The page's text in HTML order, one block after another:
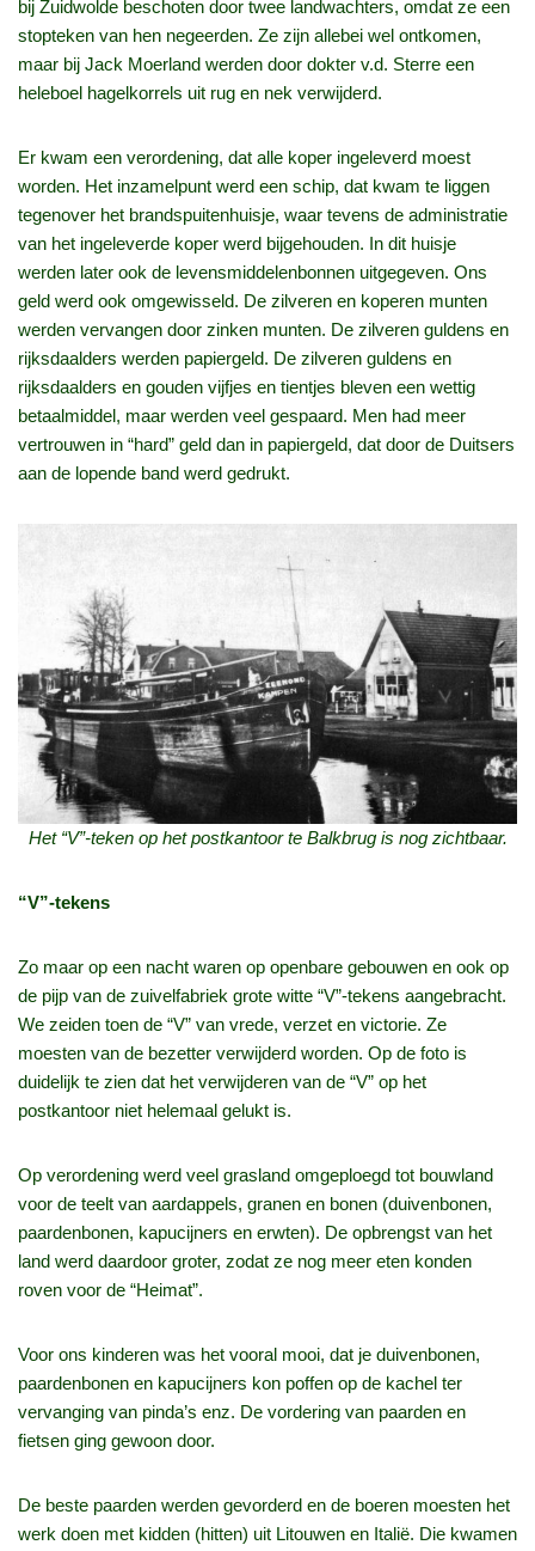
bij Zuidwolde beschoten door twee landwachters, omdat ze een
stopteken van hen negeerden. Ze zijn allebei wel ontkomen,
maar bij Jack Moerland werden door dokter v.d. Sterre een
heleboel hagelkorrels uit rug en nek verwijderd.
Er kwam een verordening, dat alle koper ingeleverd moest
worden. Het inzamelpunt werd een schip, dat kwam te liggen
tegenover het brandspuitenhuisje, waar tevens de administratie
van het ingeleverde koper werd bijgehouden. In dit huisje
werden later ook de levensmiddelenbonnen uitgegeven. Ons
geld werd ook omgewisseld. De zilveren en koperen munten
werden vervangen door zinken munten. De zilveren guldens en
rijksdaalders werden papiergeld. De zilveren guldens en
rijksdaalders en gouden vijfjes en tientjes bleven een wettig
betaalmiddel, maar werden veel gespaard. Men had meer
vertrouwen in “hard” geld dan in papiergeld, dat door de Duitsers
aan de lopende band werd gedrukt.
Het “V”-teken op het postkantoor te Balkbrug is nog zichtbaar.
“V”-tekens
Zo maar op een nacht waren op openbare gebouwen en ook op
de pijp van de zuivelfabriek grote witte “V”-tekens aangebracht.
We zeiden toen de “V” van vrede, verzet en victorie. Ze
moesten van de bezetter verwijderd worden. Op de foto is
duidelijk te zien dat het verwijderen van de “V” op het
postkantoor niet helemaal gelukt is.
Op verordening werd veel grasland omgeploegd tot bouwland
voor de teelt van aardappels, granen en bonen (duivenbonen,
paardenbonen, kapucijners en erwten). De opbrengst van het
land werd daardoor groter, zodat ze nog meer eten konden
roven voor de “Heimat”.
Voor ons kinderen was het vooral mooi, dat je duivenbonen,
paardenbonen en kapucijners kon poffen op de kachel ter
vervanging van pinda’s enz. De vordering van paarden en
fietsen ging gewoon door.
De beste paarden werden gevorderd en de boeren moesten het
werk doen met kidden (hitten) uit Litouwen en Italië. Die kwamen